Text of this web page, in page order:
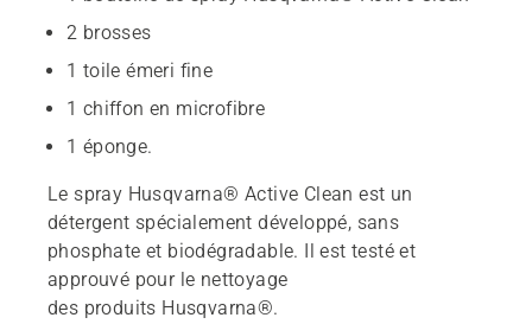
2 brosses
1 toile émeri fine
1 chiffon en microfibre
1 éponge.
Le spray Husqvarna® Active Clean est un
détergent spécialement développé, sans
phosphate et biodégradable. Il est testé et
approuvé pour le nettoyage
des produits Husqvarna®.